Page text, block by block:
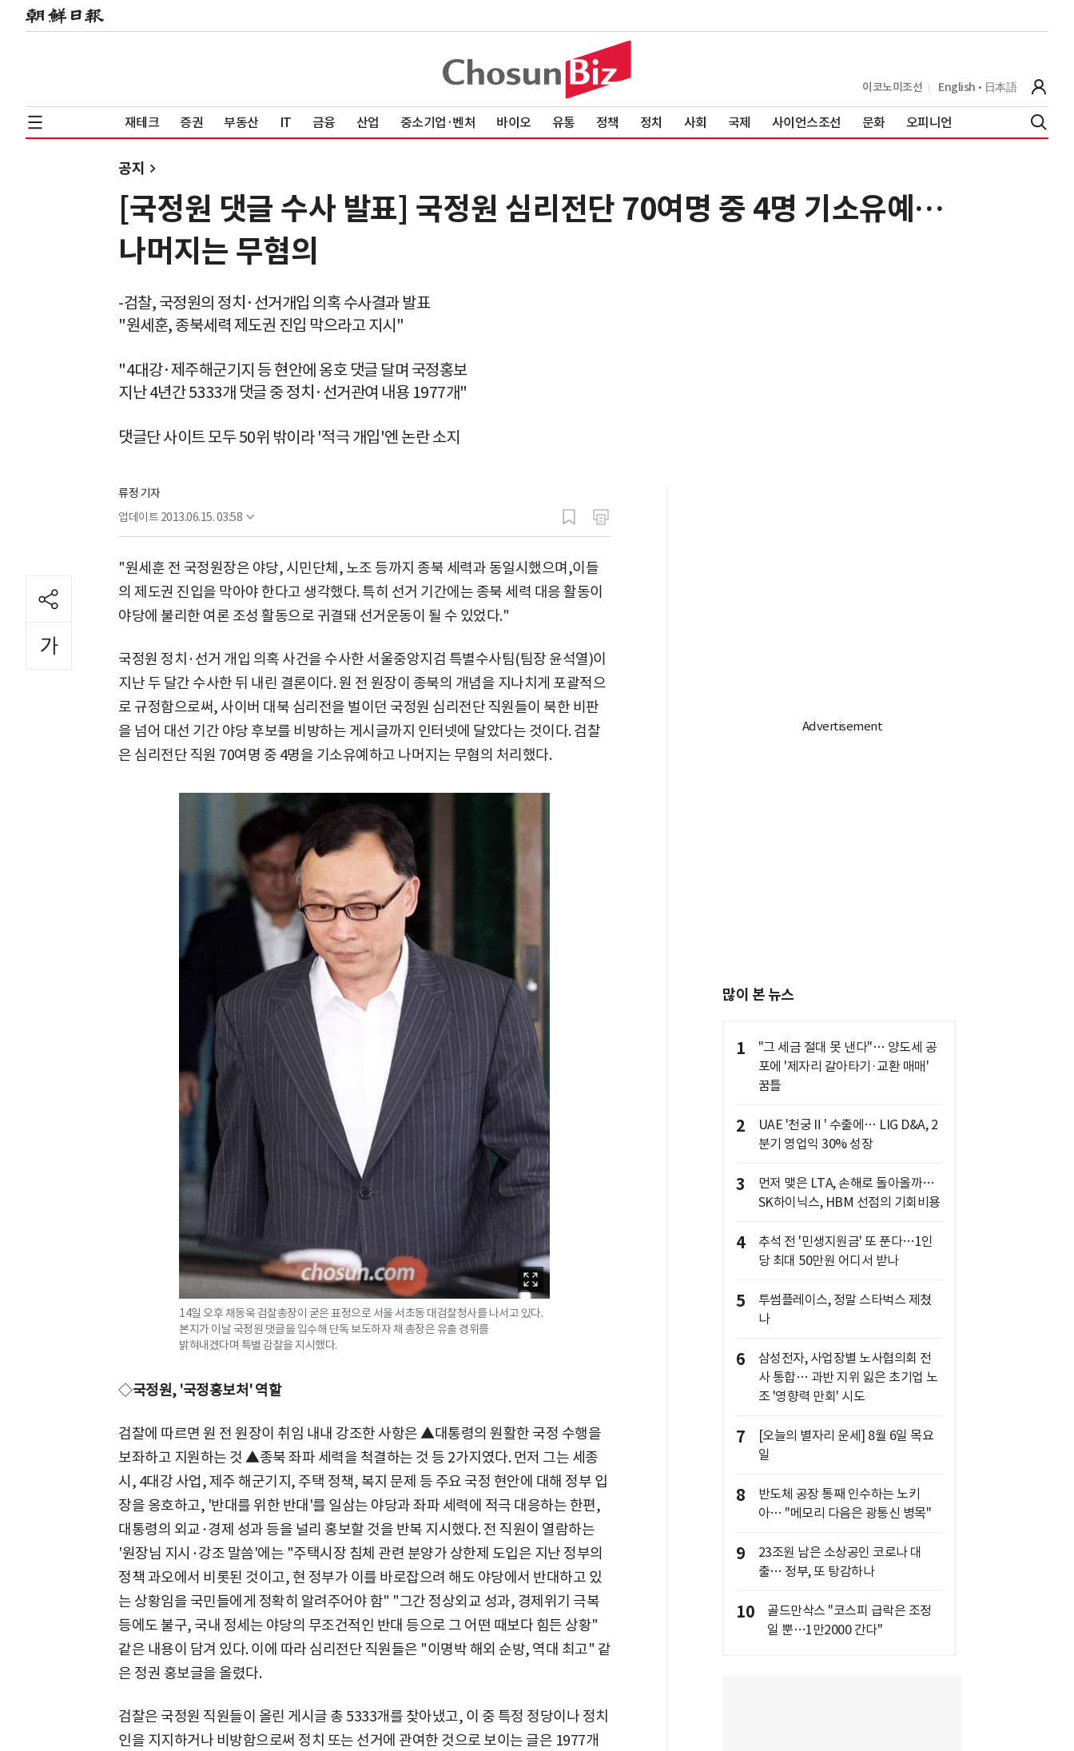
이코노미조선 English 日本語
재테크 증권 부동산 IT 금융 산업 중소기업·벤처 바이오 유통 정책 정치 사회 국제 사이언스조선 문화 오피니언
공지
[국정원 댓글 수사 발표] 국정원 심리전단 70여명 중 4명 기소유예…
나머지는 무혐의
-검찰, 국정원의 정치·선거개입 의혹 수사결과 발표
"원세훈, 종북세력 제도권 진입 막으라고 지시"
"4대강·제주해군기지 등 현안에 옹호 댓글 달며 국정홍보
지난 4년간 5333개 댓글 중 정치·선거관여 내용 1977개"
댓글단 사이트 모두 50위 밖이라 '적극 개입'엔 논란 소지
류정 기자
업데이트 2013.06.15. 03:58
"원세훈 전 국정원장은 야당, 시민단체, 노조 등까지 종북 세력과 동일시했으며,이들
의 제도권 진입을 막아야 한다고 생각했다. 특히 선거 기간에는 종북 세력 대응 활동이
야당에 불리한 여론 조성 활동으로 귀결돼 선거운동이 될 수 있었다."
국정원 정치·선거 개입 의혹 사건을 수사한 서울중앙지검 특별수사팀(팀장 윤석열)이
지난 두 달간 수사한 뒤 내린 결론이다. 원 전 원장이 종북의 개념을 지나치게 포괄적으
로 규정함으로써, 사이버 대북 심리전을 벌이던 국정원 심리전단 직원들이 북한 비판
을 넘어 대선 기간 야당 후보를 비방하는 게시글까지 인터넷에 달았다는 것이다. 검찰
은 심리전단 직원 70여명 중 4명을 기소유예하고 나머지는 무혐의 처리했다.
14일 오후 채동욱 검찰총장이 굳은 표정으로 서울 서초동 대검찰청사를 나서고 있다.
본지가 이날 국정원 댓글을 입수해 단독 보도하자 채 총장은 유출 경위를
밝혀내겠다며 특별 감찰을 지시했다.
◇국정원, '국정홍보처' 역할
검찰에 따르면 원 전 원장이 취임 내내 강조한 사항은 ▲대통령의 원활한 국정 수행을
보좌하고 지원하는 것 ▲종북 좌파 세력을 척결하는 것 등 2가지였다. 먼저 그는 세종
시, 4대강 사업, 제주 해군기지, 주택 정책, 복지 문제 등 주요 국정 현안에 대해 정부 입
장을 옹호하고, '반대를 위한 반대'를 일삼는 야당과 좌파 세력에 적극 대응하는 한편,
대통령의 외교·경제 성과 등을 널리 홍보할 것을 반복 지시했다. 전 직원이 열람하는
'원장님 지시·강조 말씀'에는 "주택시장 침체 관련 분양가 상한제 도입은 지난 정부의
정책 과오에서 비롯된 것이고, 현 정부가 이를 바로잡으려 해도 야당에서 반대하고 있
는 상황임을 국민들에게 정확히 알려주어야 함" "그간 정상외교 성과, 경제위기 극복
등에도 불구, 국내 정세는 야당의 무조건적인 반대 등으로 그 어떤 때보다 힘든 상황"
같은 내용이 담겨 있다. 이에 따라 심리전단 직원들은 "이명박 해외 순방, 역대 최고" 같
은 정권 홍보글을 올렸다.
검찰은 국정원 직원들이 올린 게시글 총 5333개를 찾아냈고, 이 중 특정 정당이나 정치
인을 지지하거나 비방함으로써 정치 또는 선거에 관여한 것으로 보이는 글은 1977개
많이 본 뉴스
1
"그 세금 절대 못 낸다"… 양도세 공
포에 '제자리 갈아타기·교환 매매'
꿈틀
2
UAE '천궁Ⅱ' 수출에… LIG D&A, 2
분기 영업익 30% 성장
3
먼저 맺은 LTA, 손해로 돌아올까…
SK하이닉스, HBM 선점의 기회비용
4
추석 전 '민생지원금' 또 푼다…1인
당 최대 50만원 어디서 받나
5
투썸플레이스, 정말 스타벅스 제쳤
나
6
삼성전자, 사업장별 노사협의회 전
사 통합… 과반 지위 잃은 초기업 노
조 '영향력 만회' 시도
7
[오늘의 별자리 운세] 8월 6일 목요
일
8
반도체 공장 통째 인수하는 노키
아… "메모리 다음은 광통신 병목"
9
23조원 남은 소상공인 코로나 대
출… 정부, 또 탕감하나
10
골드만삭스 "코스피 급락은 조정
일 뿐…1만2000 간다"